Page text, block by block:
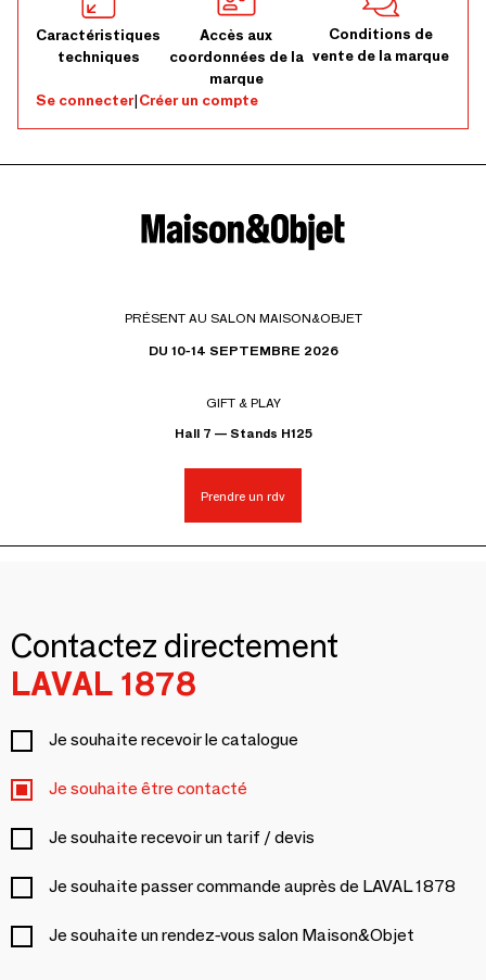
Caractéristiques
techniques
Accès aux
coordonnées de la
marque
Conditions de
vente de la marque
Se connecter|Créer un compte
PRÉSENT AU SALON MAISON&OBJET
DU 10-14 SEPTEMBRE 2026
GIFT & PLAY
Hall 7 — Stands H125
Prendre un rdv
Contactez directement
LAVAL 1878
Je souhaite recevoir le catalogue
Je souhaite être contacté
Je souhaite recevoir un tarif / devis
Je souhaite passer commande auprès de LAVAL 1878
Je souhaite un rendez-vous salon Maison&Objet